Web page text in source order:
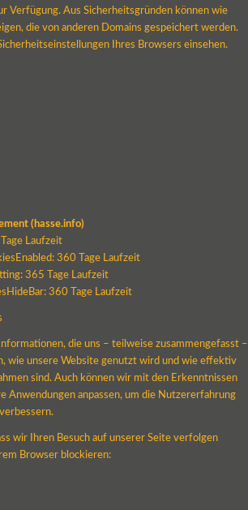
Verfügung. Aus Sicherheitsgründen können wie
die von anderen Domains gespeichert werden.
Ihres Browsers einsehen.
(hasse.info)
Laufzeit
360 Tage Laufzeit
365 Tage Laufzeit
360 Tage Laufzeit
die uns – teilweise zusammengefasst –
wie unsere Website genutzt wird und wie effektiv
sind. Auch können wir mit den Erkenntnissen
Anwendungen anpassen, um die Nutzererfahrung
wir Ihren Besuch auf unserer Seite verfolgen
Browser blockieren: